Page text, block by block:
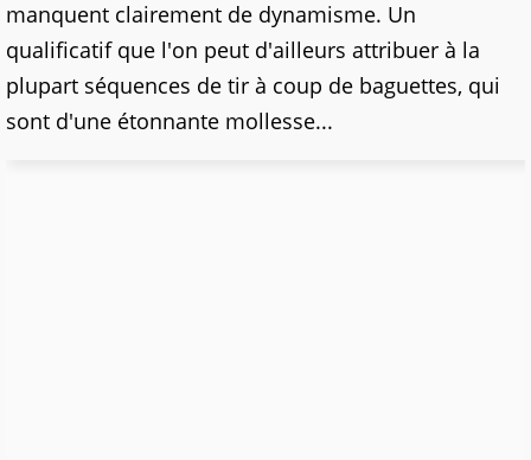
manquent clairement de dynamisme. Un
qualificatif que l'on peut d'ailleurs attribuer à la
plupart séquences de tir à coup de baguettes, qui
sont d'une étonnante mollesse...